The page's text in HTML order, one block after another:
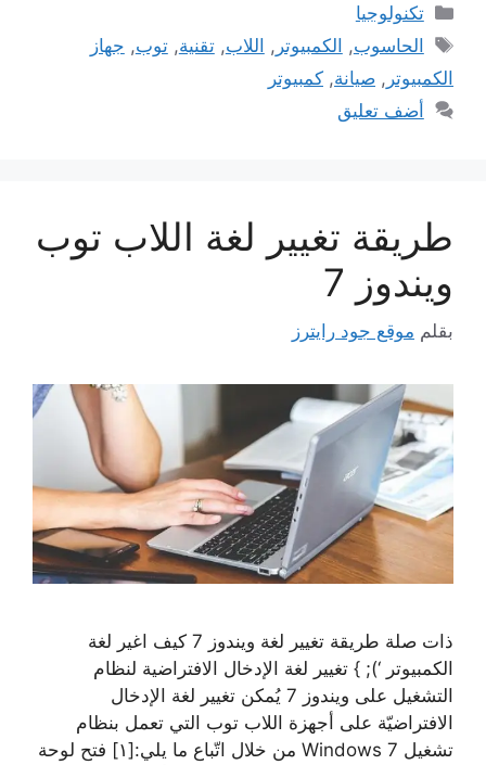
التصنيفات
تكنولوجيا
الوسوم
الحاسوب, الكمبيوتر , اللاب,تقنية,توب, جهاز
الكمبيوتر , صيانة, كمبيوتر
أضف تعليق
طريقة تغيير لغة اللاب توب
ويندوز 7
بقلم موقع جود رايترز
ذات صلة طريقة تغيير لغة ويندوز 7 كيف اغير لغة
الكمبيوتر ‘); } تغيير لغة الإدخال الافتراضية لنظام
التشغيل على ويندوز 7 يُمكن تغيير لغة الإدخال
الافتراضيّة على أجهزة اللاب توب التي تعمل بنظام
تشغيل 7 Windows من خلال اتّباع ما يلي:[١] فتح لوحة